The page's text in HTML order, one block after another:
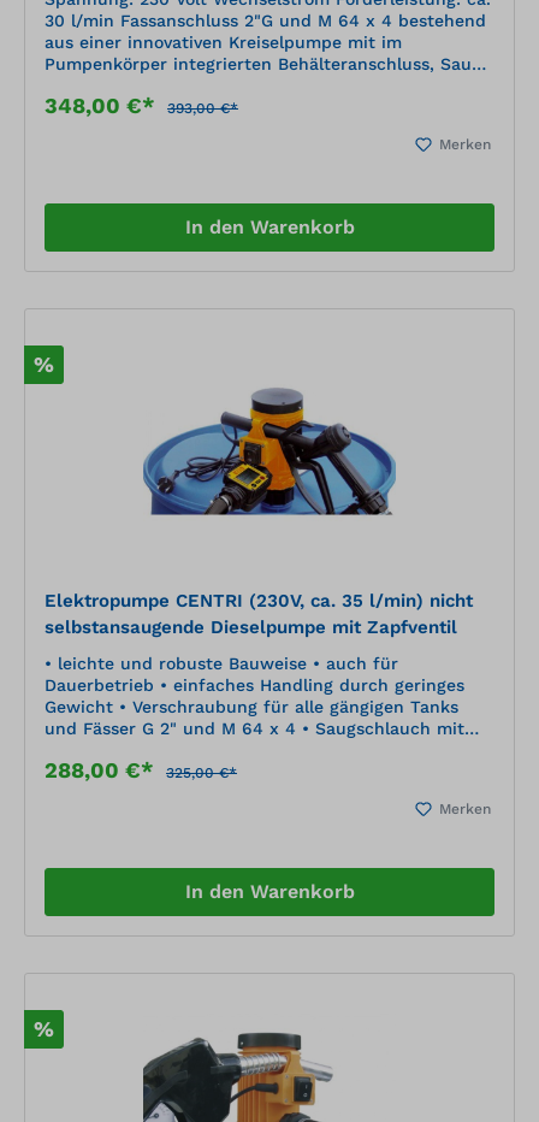
30 l/min Fassanschluss 2"G und M 64 x 4 bestehend
aus einer innovativen Kreiselpumpe mit im
Pumpenkörper integrierten Behälteranschluss, Saug-
Saugfilte automatische Zapfpistole aus Aluminium
Schlauch, individuell aufteilbar in Saug- und
348,00 €* 393,00 €*
Merken
In den Warenkorb
%
Elektropumpe CENTRI (230V, ca. 35 l/min) nicht
selbstansaugende Dieselpumpe mit Zapfventil
• leichte und robuste Bauweise • auch für
Dauerbetrieb • einfaches Handling durch geringes
Gewicht • Verschraubung für alle gängigen Tanks
und Fässer G 2" und M 64 x 4 • Saugschlauch mit
m Anschlusskabel • 6 m Schlauch
288,00 €* 325,00 €*
Merken
In den Warenkorb
%